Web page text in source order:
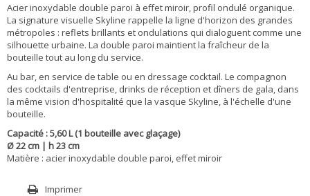
Acier inoxydable double paroi à effet miroir, profil ondulé organique.
La signature visuelle Skyline rappelle la ligne d'horizon des grandes
métropoles : reflets brillants et ondulations qui dialoguent comme une
silhouette urbaine. La double paroi maintient la fraîcheur de la
bouteille tout au long du service.
Au bar, en service de table ou en dressage cocktail. Le compagnon
des cocktails d'entreprise, drinks de réception et dîners de gala, dans
la même vision d'hospitalité que la vasque Skyline, à l'échelle d'une
bouteille.
Capacité : 5,60 L (1 bouteille avec glaçage)
Ø 22 cm | h 23 cm
Matière : acier inoxydable double paroi, effet miroir
Imprimer